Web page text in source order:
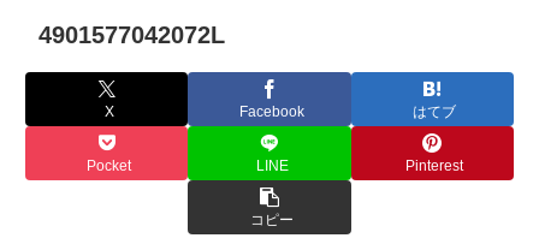
4901577042072L
X Facebook はてブ
Pocket LINE Pinterest
コピー